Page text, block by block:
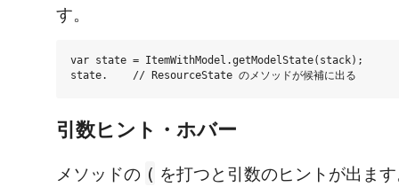
す。
var state = ItemWithModel.getModelState(stack);
引数ヒント・ホバー
メソッドの ( を打つと引数のヒントが出ま